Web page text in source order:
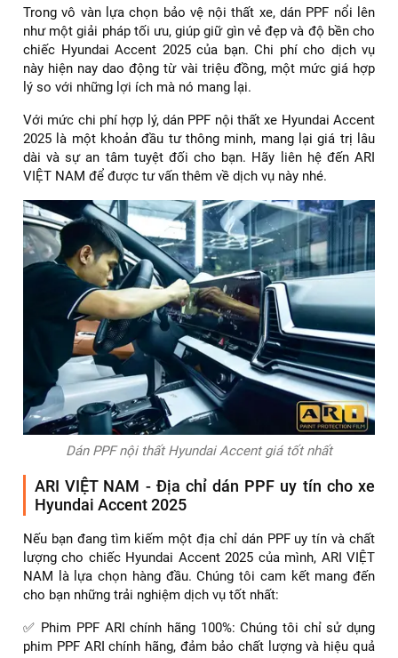
Trong vô vàn lựa chọn bảo vệ nội thất xe, dán PPF nổi lên
như một giải pháp tối ưu, giúp giữ gìn vẻ đẹp và độ bền cho
chiếc Hyundai Accent 2025 của bạn. Chi phí cho dịch vụ
này hiện nay dao động từ vài triệu đồng, một mức giá hợp
lý so với những lợi ích mà nó mang lại.
Với mức chi phí hợp lý, dán PPF nội thất xe Hyundai Accent
2025 là một khoản đầu tư thông minh, mang lại giá trị lâu
dài và sự an tâm tuyệt đối cho bạn. Hãy liên hệ đến ARI
VIỆT NAM để được tư vấn thêm về dịch vụ này nhé.
Dán PPF nội thất Hyundai Accent giá tốt nhất
ARI VIỆT NAM - Địa chỉ dán PPF uy tín cho xe
Hyundai Accent 2025
Nếu bạn đang tìm kiếm một địa chỉ dán PPF uy tín và chất
lượng cho chiếc Hyundai Accent 2025 của mình, ARI VIỆT
NAM là lựa chọn hàng đầu. Chúng tôi cam kết mang đến
cho bạn những trải nghiệm dịch vụ tốt nhất:
✅ Phim PPF ARI chính hãng 100%: Chúng tôi chỉ sử dụng
phim PPF ARI chính hãng, đảm bảo chất lượng và hiệu quả